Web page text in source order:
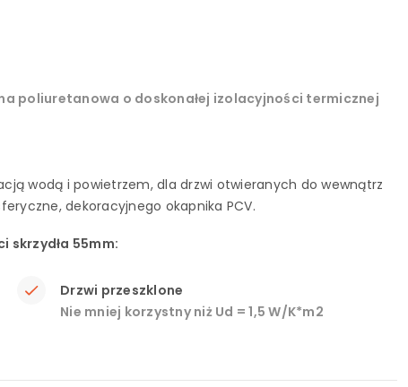
poliuretanowa o doskonałej izolacyjności termicznej
wodą i powietrzem, dla drzwi otwieranych do wewnątrz
dekoracyjnego okapnika PCV.
skrzydła 55mm:
Drzwi przeszklone
Nie mniej korzystny niż Ud = 1,5 W/K*m2